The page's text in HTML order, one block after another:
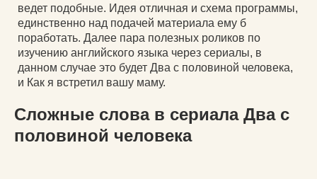
ведет подобные. Идея отличная и схема программы,
единственно над подачей материала ему б
поработать. Далее пара полезных роликов по
изучению английского языка через сериалы, в
данном случае это будет Два с половиной человека,
и Как я встретил вашу маму.
Сложные слова в сериала Два с
половиной человека